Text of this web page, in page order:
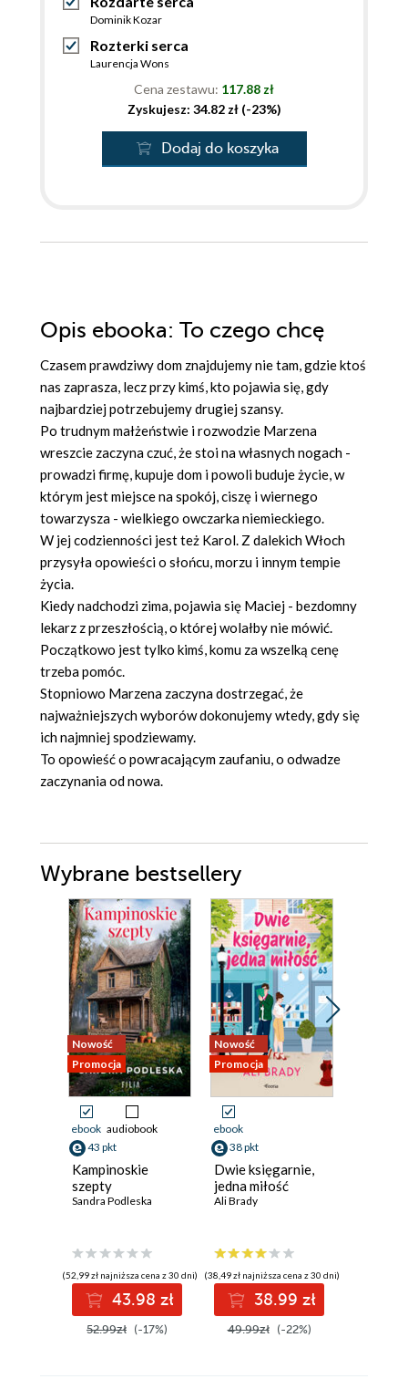
Dominik Kozar
Rozterki serca
Laurencja Wons
Cena zestawu: 117.88 zł
Zyskujesz: 34.82 zł (-23%)
Dodaj do koszyka
Opis ebooka: To czego chcę
Czasem prawdziwy dom znajdujemy nie tam, gdzie ktoś
nas zaprasza, lecz przy kimś, kto pojawia się, gdy
najbardziej potrzebujemy drugiej szansy.
Po trudnym małżeństwie i rozwodzie Marzena
wreszcie zaczyna czuć, że stoi na własnych nogach -
prowadzi firmę, kupuje dom i powoli buduje życie, w
którym jest miejsce na spokój, ciszę i wiernego
towarzysza - wielkiego owczarka niemieckiego.
W jej codzienności jest też Karol. Z dalekich Włoch
przysyła opowieści o słońcu, morzu i innym tempie
życia.
Kiedy nadchodzi zima, pojawia się Maciej - bezdomny
lekarz z przeszłością, o której wolałby nie mówić.
Początkowo jest tylko kimś, komu za wszelką cenę
trzeba pomóc.
Stopniowo Marzena zaczyna dostrzegać, że
najważniejszych wyborów dokonujemy wtedy, gdy się
ich najmniej spodziewamy.
To opowieść o powracającym zaufaniu, o odwadze
zaczynania od nowa.
Wybrane bestsellery
Nowość
Promocja
ebook audiobook
43 pkt
Kampinoskie
szepty
Sandra Podleska
(52,99 zł najniższa cena z 30 dni)
43.98 zł
52.99zł (-17%)
Nowość
Promocja
ebook
38 pkt
Dwie księgarnie,
jedna miłość
Ali Brady
(38,49 zł najniższa cena z 30 dni)
38.99 zł
49.99zł (-22%)